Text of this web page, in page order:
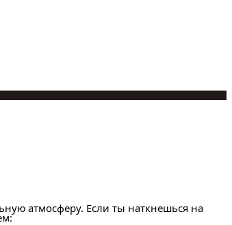
атмосферу. Если ты наткнешься на